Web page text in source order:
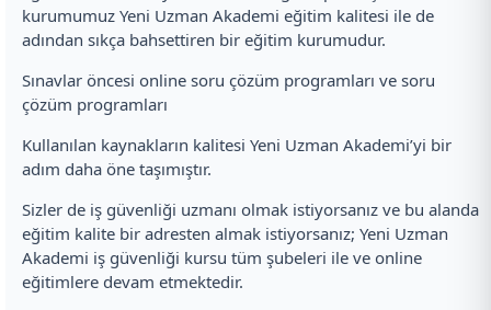
kurumumuz Yeni Uzman Akademi eğitim kalitesi ile de
adından sıkça bahsettiren bir eğitim kurumudur.
Sınavlar öncesi online soru çözüm programları ve soru
çözüm programları
Kullanılan kaynakların kalitesi Yeni Uzman Akademi’yi bir
adım daha öne taşımıştır.
Sizler de iş güvenliği uzmanı olmak istiyorsanız ve bu alanda
eğitim kalite bir adresten almak istiyorsanız; Yeni Uzman
Akademi iş güvenliği kursu tüm şubeleri ile ve online
eğitimlere devam etmektedir.